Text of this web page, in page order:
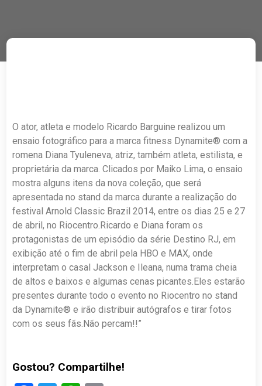
O ator, atleta e modelo Ricardo Barguine realizou um
ensaio fotográfico para a marca fitness Dynamite® com a
romena Diana Tyuleneva, atriz, também atleta, estilista, e
proprietária da marca. Clicados por Maiko Lima, o ensaio
mostra alguns itens da nova coleção, que será
apresentada no stand da marca durante a realização do
festival Arnold Classic Brazil 2014, entre os dias 25 e 27
de abril, no Riocentro.Ricardo e Diana foram os
protagonistas de um episódio da série Destino RJ, em
exibição até o fim de abril pela HBO e MAX, onde
interpretam o casal Jackson e Ileana, numa trama cheia
de altos e baixos e algumas cenas picantes.Eles estarão
presentes durante todo o evento no Riocentro no stand
da Dynamite® e irão distribuir autógrafos e tirar fotos
com os seus fãs.Não percam!!”
Gostou? Compartilhe!